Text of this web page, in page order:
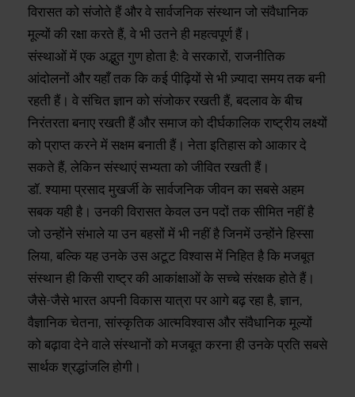
विरासत को संजोते हैं और वे सार्वजनिक संस्थान जो संवैधानिक
मूल्यों की रक्षा करते हैं, वे भी उतने ही महत्वपूर्ण हैं।
संस्थाओं में एक अद्भुत गुण होता है: वे सरकारों, राजनीतिक
आंदोलनों और यहाँ तक कि कई पीढ़ियों से भी ज़्यादा समय तक बनी
रहती हैं। वे संचित ज्ञान को संजोकर रखती हैं, बदलाव के बीच
निरंतरता बनाए रखती हैं और समाज को दीर्घकालिक राष्ट्रीय लक्ष्यों
को प्राप्त करने में सक्षम बनाती हैं। नेता इतिहास को आकार दे
सकते हैं, लेकिन संस्थाएं सभ्यता को जीवित रखती हैं।
डॉ. श्यामा प्रसाद मुखर्जी के सार्वजनिक जीवन का सबसे अहम
सबक यही है। उनकी विरासत केवल उन पदों तक सीमित नहीं है
जो उन्होंने संभाले या उन बहसों में भी नहीं है जिनमें उन्होंने हिस्सा
लिया, बल्कि यह उनके उस अटूट विश्वास में निहित है कि मजबूत
संस्थान ही किसी राष्ट्र की आकांक्षाओं के सच्चे संरक्षक होते हैं।
जैसे-जैसे भारत अपनी विकास यात्रा पर आगे बढ़ रहा है, ज्ञान,
वैज्ञानिक चेतना, सांस्कृतिक आत्मविश्वास और संवैधानिक मूल्यों
को बढ़ावा देने वाले संस्थानों को मजबूत करना ही उनके प्रति सबसे
सार्थक श्रद्धांजलि होगी।